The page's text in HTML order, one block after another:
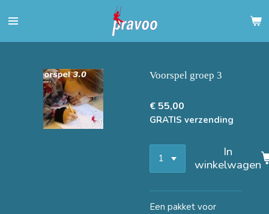
direct
Voorspel groep 3
€ 55,00
GRATIS verzending
In
winkelwagen
Een pakket voor